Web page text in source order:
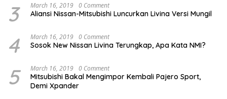
3 March 16, 2019 0 Comment
Aliansi Nissan-Mitsubishi Luncurkan Livina Versi Mungil
4 March 16, 2019 0 Comment
Sosok New Nissan Livina Terungkap, Apa Kata NMI?
5 March 16, 2019 0 Comment
Mitsubishi Bakal Mengimpor Kembali Pajero Sport,
Demi Xpander